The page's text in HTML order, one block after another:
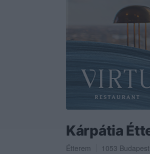
Kárpátia
Étterem 1053 Budapest